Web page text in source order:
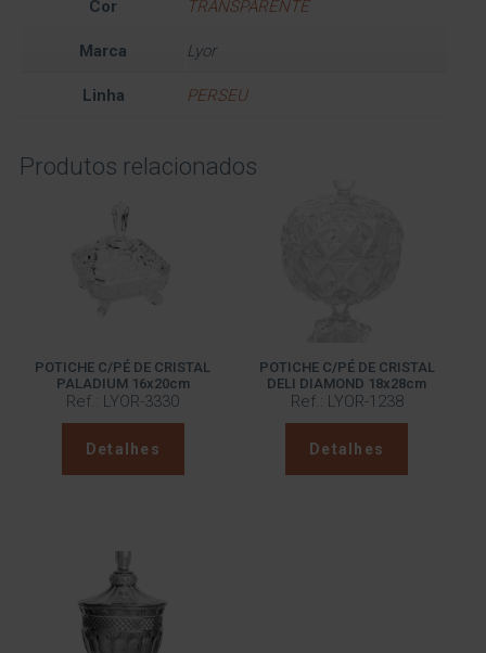
Cor TRANSPARENTE
Marca Lyor
Linha PERSEU
Produtos relacionados
POTICHE C/PÉ DE CRISTAL
PALADIUM 16x20cm
Ref.: LYOR-3330
Detalhes
POTICHE C/PÉ DE CRISTAL
DELI DIAMOND 18x28cm
Ref.: LYOR-1238
Detalhes